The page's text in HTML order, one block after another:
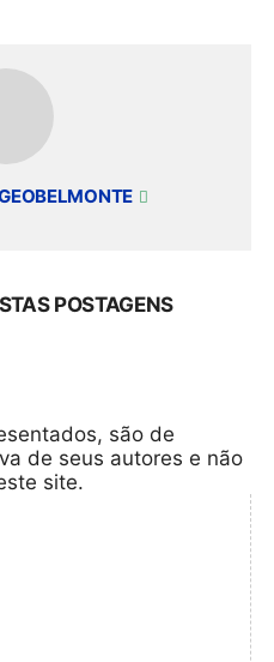
POSTAGENS
são de
de seus autores e não
site.